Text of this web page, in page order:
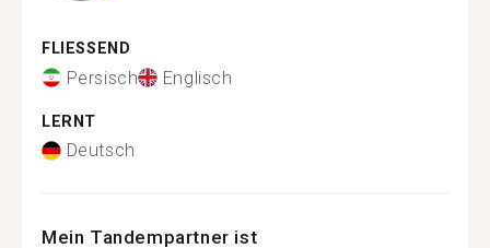
FLIESSEND
Persisch Englisch
LERNT
Deutsch
Mein Tandempartner ist